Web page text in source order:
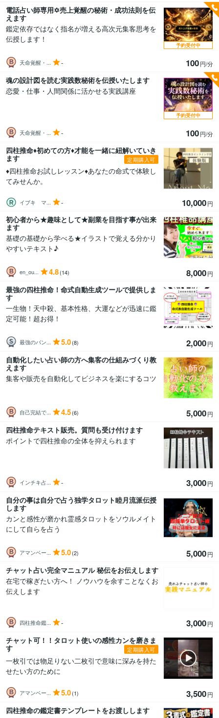
電話占い師専用✡売上覚醒の秘術・成功法則を伝
えます
鑑定依存ではなく指名が増える高次元集客思考を
伝授します！
天命覚醒・... - 100円/分
予約受付中
魂の設計図を読む実践数秘術を伝授いたします
恋愛・仕事・人間関係に活かせる実践講座
天命覚醒・... - 100円/分
予約受付中
四柱推命♦初めての方♦才能を一緒に紐解いていき
ます
定期購入可
♦四柱推命お試しレッスン♦あなたの命式で体験し
てみせんか。
イブキ マ... - 10,000円
初心者から★趣味として★副業を目指す事が出来
ます
基礎の基礎から学べる★イラストで覚える分かり
やすいテキスト♪
en_ou... 4.8(14) 8,000円
最強の四柱推命！命式自動生成ツールで提供しま
す
一生物！天中殺、基本性格、大運などが迅速に鑑
定可能！超お得！
最強のバン... 5.0(8) 2,000円
自動化したい占い師の方へ集客の仕組みづくり教
えます
集客や販売を自動化してビジネスを楽にするコツ
自己完結で... 4.5(6) 5,000円
四柱推命テキスト販売。質問も受け付けます
ポイントで四柱推命の全体を抑えられます
インチキ占... - 3,000円
自分の事は自分で占う独学タロット睦月流派伝授
します
カンと感性が磨かれ霊感タロットをソウルメイト
にして自らを占う
アマンベー... 5.0(2) 5,000円
チャット占い完全マニュアル 秘伝をお伝えします
在宅で稼ぎたい方へ！ ノウハウを余すことなくお
伝えします
四柱推命鑑... - 3,000円
チャット可！！タロット使いの感性カンを磨きま
す
定期購入可
一枚引では物足りない二枚引で意味に深みを持た
せたい方のために
アマンベー... 5.0(1) 3,500円
四柱推命の鑑定書テンプレートをお渡しします